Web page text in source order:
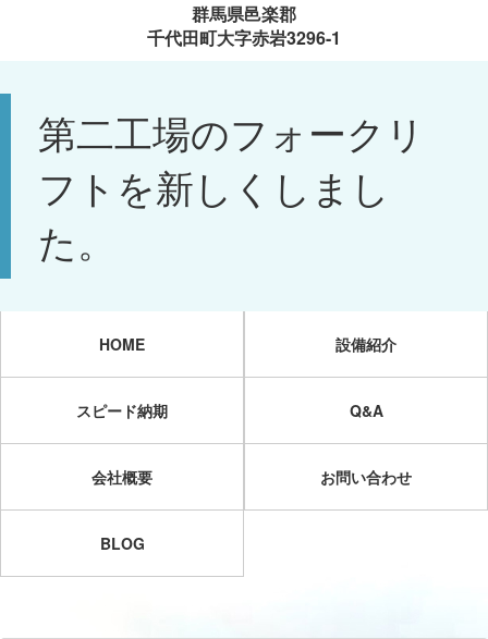
群馬県邑楽郡
千代田町大字赤岩3296-1
第二工場のフォークリ
フトを新しくしまし
た。
HOME 設備紹介
スピード納期 Q&A
会社概要 お問い合わせ
BLOG